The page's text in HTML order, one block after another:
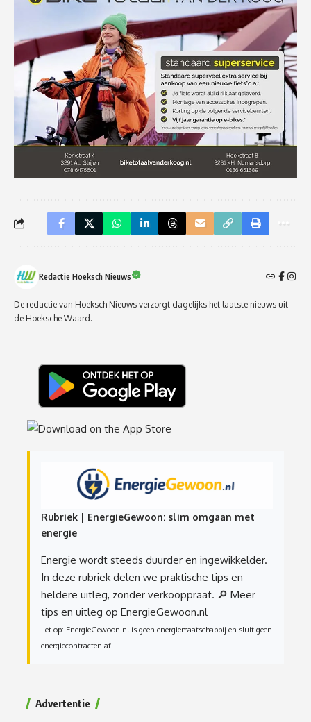
Redactie Hoeksch Nieuws
De redactie van Hoeksch Nieuws verzorgt dagelijks het laatste nieuws uit
de Hoeksche Waard.
Rubriek | EnergieGewoon: slim omgaan met
energie
Energie wordt steeds duurder en ingewikkelder.
In deze rubriek delen we praktische tips en
heldere uitleg, zonder verkooppraat. 🔎 Meer
tips en uitleg op EnergieGewoon.nl
Let op: EnergieGewoon.nl is geen energiemaatschappij en sluit geen
energiecontracten af.
Advertentie